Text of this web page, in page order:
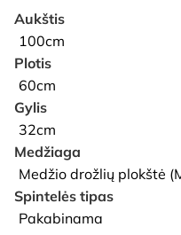
Aukštis
100cm
Plotis
60cm
Gylis
32cm
Medžiaga
Medžio drožlių plokštė
Spintelės tipas
Pakabinama